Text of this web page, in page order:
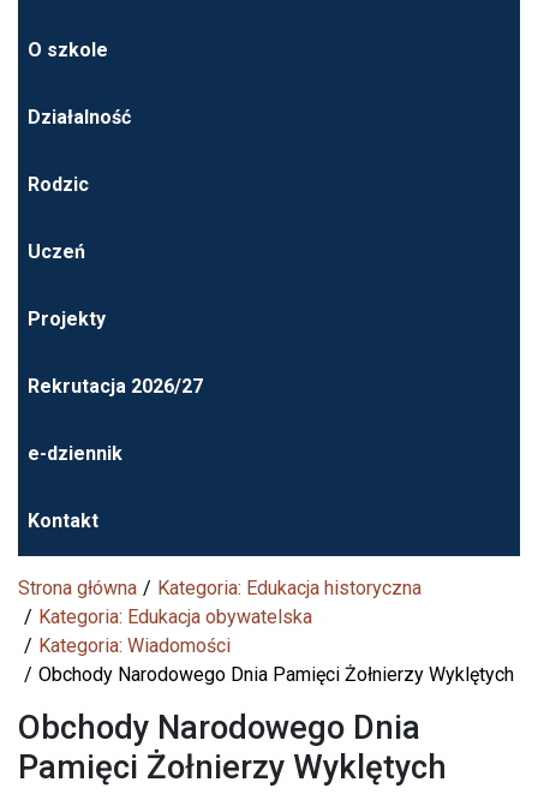
O szkole
Działalność
Rodzic
Uczeń
Projekty
Rekrutacja 2026/27
e-dziennik
Kontakt
Strona główna
Kategoria: Edukacja historyczna
Kategoria: Edukacja obywatelska
Kategoria: Wiadomości
Obchody Narodowego Dnia Pamięci Żołnierzy Wyklętych
Obchody Narodowego Dnia
Pamięci Żołnierzy Wyklętych